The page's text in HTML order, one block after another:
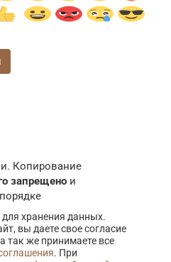
Копирование
запрещено и
для хранения данных.
вы даете свое согласие
так же принимаете все
. При